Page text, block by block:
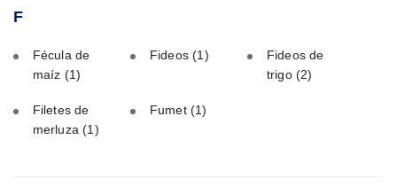
F
Fécula de
maíz (1)
Fideos(1)
Fideos de
trigo(2)
Filetes de
merluza(1)
Fumet (1)